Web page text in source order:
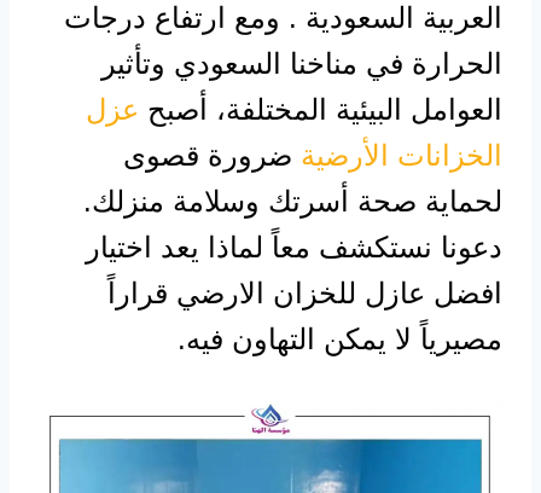
العربية السعودية . ومع ارتفاع درجات
الحرارة في مناخنا السعودي وتأثير
العوامل البيئية المختلفة، أصبح عزل
الخزانات الأرضية ضرورة قصوى
لحماية صحة أسرتك وسلامة منزلك.
دعونا نستكشف معاً لماذا يعد اختيار
افضل عازل للخزان الارضي قراراً
مصيرياً لا يمكن التهاون فيه.